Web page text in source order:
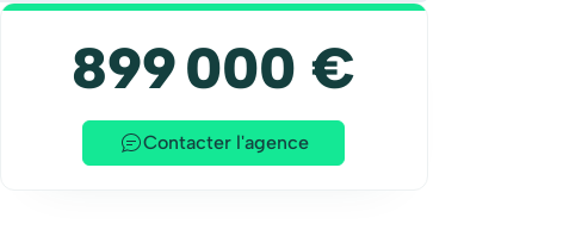
899 000 €
Contacter l'agence